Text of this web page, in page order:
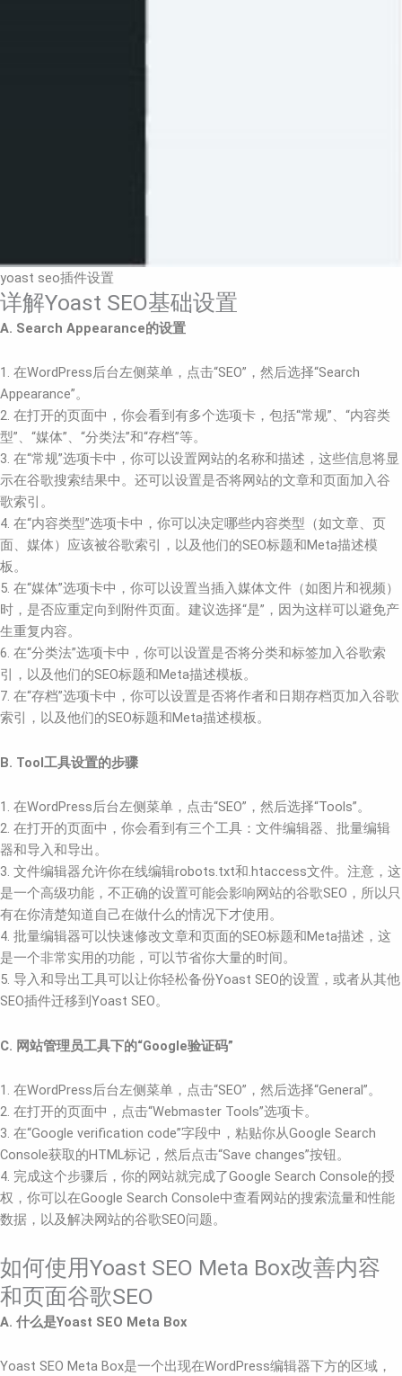
yoast seo插件设置
详解Yoast SEO基础设置
A. Search Appearance的设置
1. 在WordPress后台左侧菜单，点击“SEO”，然后选择“Search
Appearance”。
2. 在打开的页面中，你会看到有多个选项卡，包括“常规”、“内容类
型”、“媒体”、“分类法”和“存档”等。
3. 在“常规”选项卡中，你可以设置网站的名称和描述，这些信息将显
示在谷歌搜索结果中。还可以设置是否将网站的文章和页面加入谷
歌索引。
4. 在“内容类型”选项卡中，你可以决定哪些内容类型（如文章、页
面、媒体）应该被谷歌索引，以及他们的SEO标题和Meta描述模
板。
5. 在“媒体”选项卡中，你可以设置当插入媒体文件（如图片和视频）
时，是否应重定向到附件页面。建议选择“是”，因为这样可以避免产
生重复内容。
6. 在“分类法”选项卡中，你可以设置是否将分类和标签加入谷歌索
引，以及他们的SEO标题和Meta描述模板。
7. 在“存档”选项卡中，你可以设置是否将作者和日期存档页加入谷歌
索引，以及他们的SEO标题和Meta描述模板。
B. Tool工具设置的步骤
1. 在WordPress后台左侧菜单，点击“SEO”，然后选择“Tools”。
2. 在打开的页面中，你会看到有三个工具：文件编辑器、批量编辑
器和导入和导出。
3. 文件编辑器允许你在线编辑robots.txt和.htaccess文件。注意，这
是一个高级功能，不正确的设置可能会影响网站的谷歌SEO，所以只
有在你清楚知道自己在做什么的情况下才使用。
4. 批量编辑器可以快速修改文章和页面的SEO标题和Meta描述，这
是一个非常实用的功能，可以节省你大量的时间。
5. 导入和导出工具可以让你轻松备份Yoast SEO的设置，或者从其他
SEO插件迁移到Yoast SEO。
C. 网站管理员工具下的“Google验证码”
1. 在WordPress后台左侧菜单，点击“SEO”，然后选择“General”。
2. 在打开的页面中，点击“Webmaster Tools”选项卡。
3. 在“Google verification code”字段中，粘贴你从Google Search
Console获取的HTML标记，然后点击“Save changes”按钮。
4. 完成这个步骤后，你的网站就完成了Google Search Console的授
权，你可以在Google Search Console中查看网站的搜索流量和性能
数据，以及解决网站的谷歌SEO问题。
如何使用Yoast SEO Meta Box改善内容
和页面谷歌SEO
A. 什么是Yoast SEO Meta Box
Yoast SEO Meta Box是一个出现在WordPress编辑器下方的区域，